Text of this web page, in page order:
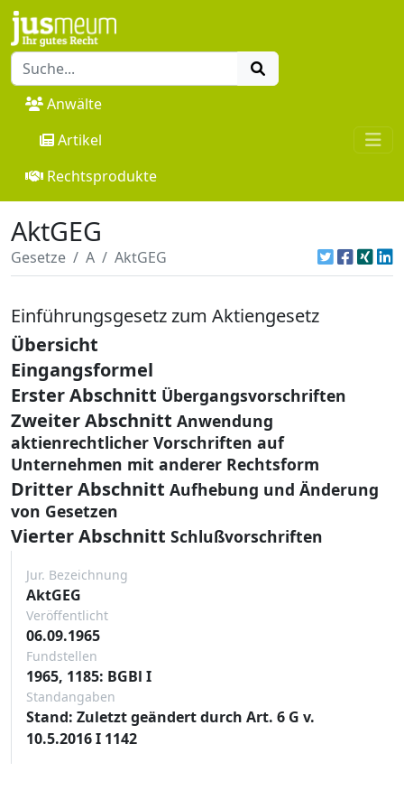
Anwälte
Artikel
Rechtsprodukte
AktGEG
Gesetze A AktGEG
Einführungsgesetz zum Aktiengesetz
Übersicht
Eingangsformel
Erster Abschnitt Übergangsvorschriften
Zweiter Abschnitt Anwendung
aktienrechtlicher Vorschriften auf
Unternehmen mit anderer Rechtsform
Dritter Abschnitt Aufhebung und Änderung
von Gesetzen
Vierter Abschnitt Schlußvorschriften
Jur. Bezeichnung
AktGEG
Veröffentlicht
06.09.1965
Fundstellen
1965, 1185: BGBl I
Standangaben
Stand: Zuletzt geändert durch Art. 6 G v.
10.5.2016 I 1142